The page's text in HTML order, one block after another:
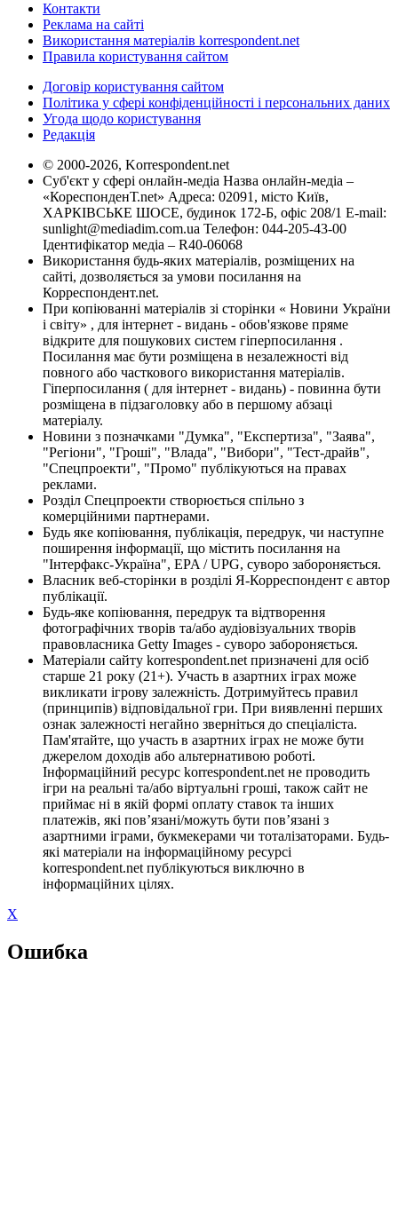
Контакти
Реклама на сайті
Використання матеріалів korrespondent.net
Правила користування сайтом
Договір користування сайтом
Політика у сфері конфіденційності і персональних даних
Угода щодо користування
Редакція
© 2000-2026, Korrespondent.net
Суб'єкт у сфері онлайн-медіа Назва онлайн-медіа –
«КореспонденТ.net» Адреса: 02091, місто Київ,
ХАРКІВСЬКЕ ШОСЕ, будинок 172-Б, офіс 208/1 E-mail:
sunlight@mediadim.com.ua Телефон: 044-205-43-00
Ідентифікатор медіа – R40-06068
Використання будь-яких матеріалів, розміщених на
сайті, дозволяється за умови посилання на
Корреспондент.net.
При копіюванні матеріалів зі сторінки « Новини України
і світу» , для інтернет - видань - обов'язкове пряме
відкрите для пошукових систем гіперпосилання .
Посилання має бути розміщена в незалежності від
повного або часткового використання матеріалів.
Гіперпосилання ( для інтернет - видань) - повинна бути
розміщена в підзаголовку або в першому абзаці
матеріалу.
Новини з позначками "Думка", "Експертиза", "Заява",
"Регіони", "Гроші", "Влада", "Вибори", "Тест-драйв",
"Спецпроекти", "Промо" публікуються на правах
реклами.
Розділ Спецпроекти створюється спільно з
комерційними партнерами.
Будь яке копіювання, публікація, передрук, чи наступне
поширення інформації, що містить посилання на
"Інтерфакс-Україна", EPA / UPG, суворо забороняється.
Власник веб-сторінки в розділі Я-Корреспондент є автор
публікації.
Будь-яке копіювання, передрук та відтворення
фотографічних творів та/або аудіовізуальних творів
правовласника Getty Images - суворо забороняється.
Матеріали сайту korrespondent.net призначені для осіб
старше 21 року (21+). Участь в азартних іграх може
викликати ігрову залежність. Дотримуйтесь правил
(принципів) відповідальної гри. При виявленні перших
ознак залежності негайно зверніться до спеціаліста.
Пам'ятайте, що участь в азартних іграх не може бути
джерелом доходів або альтернативою роботі.
Інформаційний ресурс korrespondent.net не проводить
ігри на реальні та/або віртуальні гроші, також сайт не
приймає ні в якій формі оплату ставок та інших
платежів, які пов’язані/можуть бути пов’язані з
азартними іграми, букмекерами чи тоталізаторами. Будь-
які матеріали на інформаційному ресурсі
korrespondent.net публікуються виключно в
інформаційних цілях.
X
Ошибка